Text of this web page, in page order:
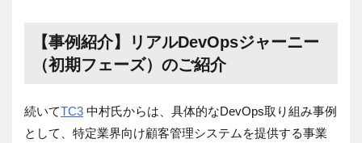
【事例紹介】リアルDevOpsジャーニー
（初期フェーズ）のご紹介
続いてTC3 中村氏からは、具体的なDevOps取り組み事例
として、特定業界向け顧客管理システムを提供する事業